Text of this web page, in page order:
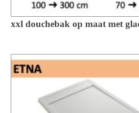
xxl douchebak op maat met